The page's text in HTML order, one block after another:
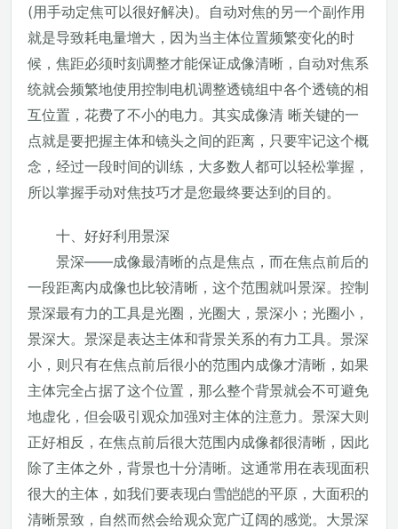
(用手动定焦可以很好解决)。自动对焦的另一个副作用
就是导致耗电量增大，因为当主体位置频繁变化的时
候，焦距必须时刻调整才能保证成像清晰，自动对焦系
统就会频繁地使用控制电机调整透镜组中各个透镜的相
互位置，花费了不小的电力。其实成像清 晰关键的一
点就是要把握主体和镜头之间的距离，只要牢记这个概
念，经过一段时间的训练，大多数人都可以轻松掌握，
所以掌握手动对焦技巧才是您最终要达到的目的。
十、好好利用景深
景深——成像最清晰的点是焦点，而在焦点前后的
一段距离内成像也比较清晰，这个范围就叫景深。控制
景深最有力的工具是光圈，光圈大，景深小；光圈小，
景深大。景深是表达主体和背景关系的有力工具。景深
小，则只有在焦点前后很小的范围内成像才清晰，如果
主体完全占据了这个位置，那么整个背景就会不可避免
地虚化，但会吸引观众加强对主体的注意力。景深大则
正好相反，在焦点前后很大范围内成像都很清晰，因此
除了主体之外，背景也十分清晰。这通常用在表现面积
很大的主体，如我们要表现白雪皑皑的平原，大面积的
清晰景致，自然而然会给观众宽广辽阔的感觉。大景深